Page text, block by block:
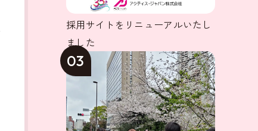
採用サイトをリニューアルいたし
ました
03